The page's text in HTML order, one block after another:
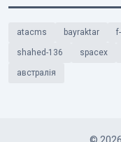
atacms bayraktar
shahed-136 spacex
австралія